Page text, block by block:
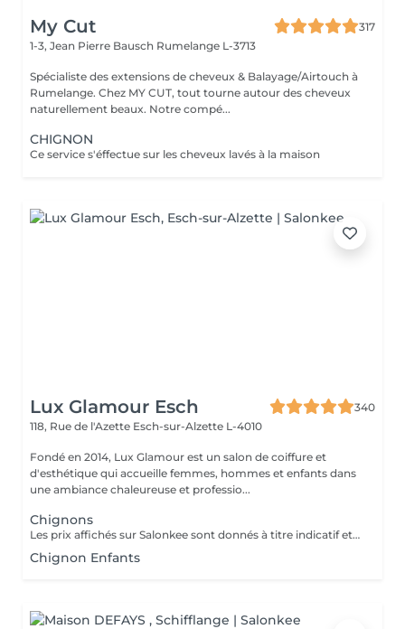
My Cut
317
1-3, Jean Pierre Bausch Rumelange L-3713
Spécialiste des extensions de cheveux & Balayage/Airtouch à
Rumelange. Chez MY CUT, tout tourne autour des cheveux
naturellement beaux. Notre compé...
CHIGNON
Ce service s'éffectue sur les cheveux lavés à la maison
Lux Glamour Esch
340
118, Rue de l'Azette Esch-sur-Alzette L-4010
Fondé en 2014, Lux Glamour est un salon de coiffure et
d'esthétique qui accueille femmes, hommes et enfants dans
une ambiance chaleureuse et professio...
Chignons
Les prix affichés sur Salonkee sont donnés à titre indicatif et représentent les tarifs de base. Ceux-ci peuvent varier en fonction du diagnostic effectué lors de votre arrivée au salon et de l'expertise du professionnel à qui vous confiez vos soins de beauté. Dans tout les cas, un devis détaillé vous sera proposé et toute prestation sera réalisée avec votre accord.
Chignon Enfants